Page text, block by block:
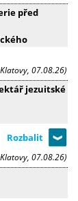
před
07.08.26)
jezuitské
07.08.26)